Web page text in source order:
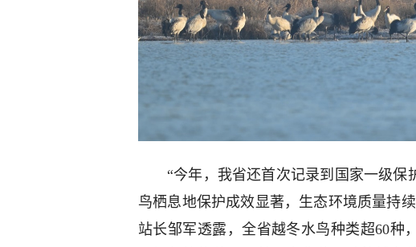
“今年，我省还首次记录到国家一级
鸟栖息地保护成效显著，生态环境质量持
站长邹军透露，全省越冬水鸟种类超60种